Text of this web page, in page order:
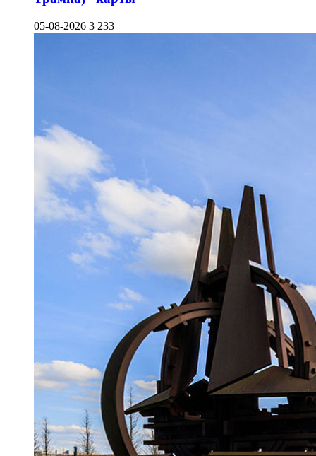
05-08-2026 3 233